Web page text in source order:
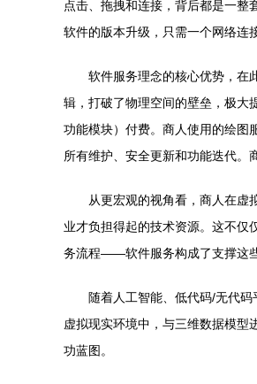
点击、拖拽和连接，背后都是一整
软件的版本升级，只需一个网络连
软件服务理念的核心优势，在
辑，打破了物理空间的壁垒，极大
功能模块）付费。商人使用的绘图
所有维护、安全更新和功能迭代。
从更宏观的视角看，商人在虚
业才负担得起的技术资源。这不仅
务流程——软件服务构成了支撑这
随着人工智能、低代码/无代
虚拟现实环境中，与三维数据模
功蓝图。